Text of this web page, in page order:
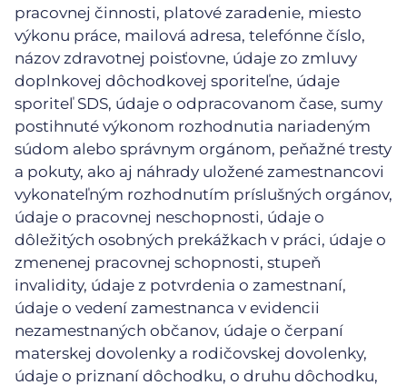
pracovnej činnosti, platové zaradenie, miesto
výkonu práce, mailová adresa, telefónne číslo,
názov zdravotnej poisťovne, údaje zo zmluvy
doplnkovej dôchodkovej sporiteľne, údaje
sporiteľ SDS, údaje o odpracovanom čase, sumy
postihnuté výkonom rozhodnutia nariadeným
súdom alebo správnym orgánom, peňažné tresty
a pokuty, ako aj náhrady uložené zamestnancovi
vykonateľným rozhodnutím príslušných orgánov,
údaje o pracovnej neschopnosti, údaje o
dôležitých osobných prekážkach v práci, údaje o
zmenenej pracovnej schopnosti, stupeň
invalidity, údaje z potvrdenia o zamestnaní,
údaje o vedení zamestnanca v evidencii
nezamestnaných občanov, údaje o čerpaní
materskej dovolenky a rodičovskej dovolenky,
údaje o priznaní dôchodku, o druhu dôchodku,